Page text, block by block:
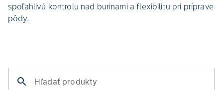
spoľahlivú kontrolu nad burinami a flexibilitu pri príprave
pôdy.
search Hľadať produkty